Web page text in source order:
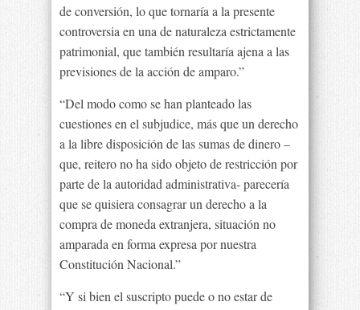
de conversión, lo que tornaría a la presente
controversia en una de naturaleza estrictamente
patrimonial, que también resultaría ajena a las
previsiones de la acción de amparo.”
“Del modo como se han planteado las
cuestiones en el subjudice, más que un derecho
a la libre disposición de las sumas de dinero –
que, reitero no ha sido objeto de restricción por
parte de la autoridad administrativa- parecería
que se quisiera consagrar un derecho a la
compra de moneda extranjera, situación no
amparada en forma expresa por nuestra
Constitución Nacional.”
“Y si bien el suscripto puede o no estar de